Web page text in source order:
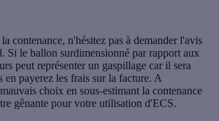
contenance, n'hésitez pas à demander l'avis
Si le ballon surdimensionné par rapport aux
peut représenter un gaspillage car il sera
en payerez les frais sur la facture. A
choix en sous-estimant la contenance
gênante pour votre utilisation d'ECS.